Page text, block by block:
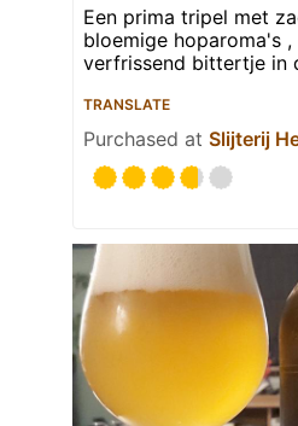
Een prima tripel met
bloemige hoparoma's
verfrissend bittertje in
TRANSLATE
Purchased at Slijterij